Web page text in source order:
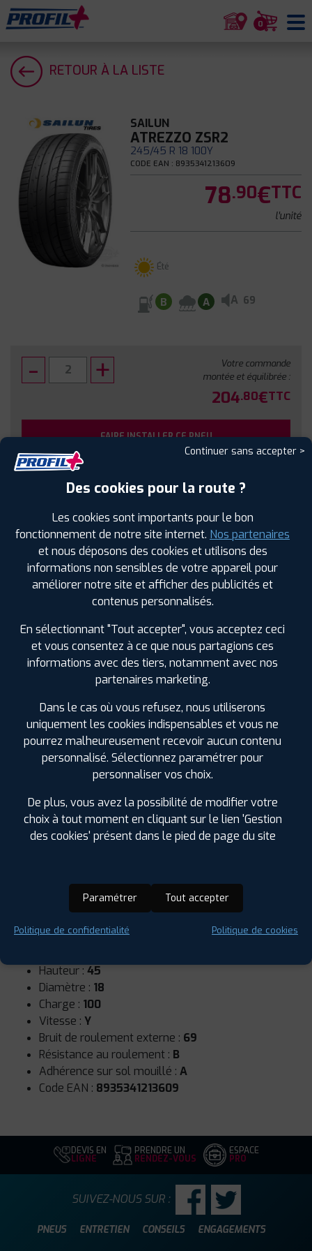
0
RETOUR À LA LISTE
SAILUN
ATREZZO ZSR2
245/45 R 18 100Y
CODE EAN : 8935341213609
78.90€TTC
l'unité
Été
B A A 69
Votre commande
montée et équilibrée :
204.80€TTC
FAIRE INSTALLER CE PNEU
Sous réserve de disponibilité en agence
SPÉCIFICATIONS AVIS CLIENTS ÉTIQUETAGE
Étiquetage
Runflat :Non
Hauteur : 45
Diamètre : 18
Charge : 100
Vitesse : Y
Bruit de roulement externe : 69
Résistance au roulement : B
Adhérence sur sol mouillé : A
Code EAN : 8935341213609
DEVIS EN
LIGNE
PRENDRE UN
RENDEZ-VOUS
ESPACE
PRO
PNEUS ENTRETIEN CONSEILS ENGAGEMENTS
SUIVEZ-NOUS SUR :
Continuer sans accepter >
Des cookies pour la route ?
Les cookies sont importants pour le bon
fonctionnement de notre site internet. Nos partenaires
et nous déposons des cookies et utilisons des
informations non sensibles de votre appareil pour
améliorer notre site et afficher des publicités et
contenus personnalisés.
En sélectionnant "Tout accepter", vous acceptez ceci
et vous consentez à ce que nous partagions ces
informations avec des tiers, notamment avec nos
partenaires marketing.
Dans le cas où vous refusez, nous utiliserons
uniquement les cookies indispensables et vous ne
pourrez malheureusement recevoir aucun contenu
personnalisé. Sélectionnez paramétrer pour
personnaliser vos choix.
De plus, vous avez la possibilité de modifier votre
choix à tout moment en cliquant sur le lien 'Gestion
des cookies' présent dans le pied de page du site
Paramétrer Tout accepter
Politique de confidentialité Politique de cookies